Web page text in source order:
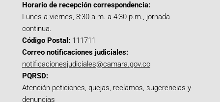
Horario de recepción correspondencia:
Lunes a viernes, 8:30 a.m. a 4:30 p.m., jornada
continua.
Código Postal: 111711
Correo notificaciones judiciales:
notificacionesjudiciales@camara.gov.co
PQRSD:
Atención peticiones, quejas, reclamos, sugerencias y
denuncias